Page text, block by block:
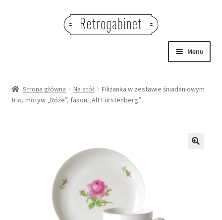
Menu
OBRAZY
OŚWIETLENIE
Strona główna Na stół
Filiżanka w zestawie śniadaniowym
trio, motyw „Róże”, fason „Alt Fürstenberg”